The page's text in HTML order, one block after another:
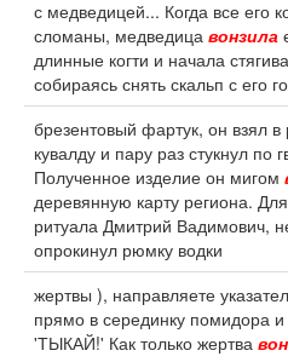
с медведицей... Когда все его
сломаны, медведица вонзила
длинные когти и начала
собираясь снять скальп с его
брезентовый фартук, он взял в
кувалду и пару раз стукнул по
Полученное изделие он мигом
деревянную карту региона.
ритуала Дмитрий Вадимович,
опрокинул рюмку водки
жертвы ), направляете
прямо в серединку помидора и
'ТЫКАЙ!' Как только жертва